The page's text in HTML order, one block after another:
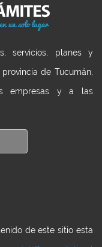
servicios, planes y
de Tucumán,
empresas y a las
de este sitio esta